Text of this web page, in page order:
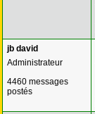
jb david
Administrateur
4460 messages
postés